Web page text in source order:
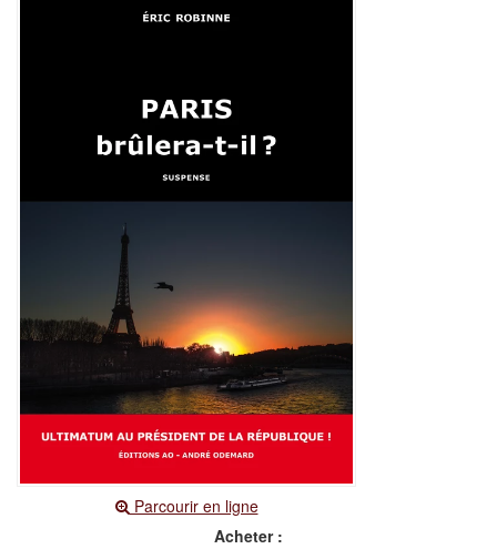
Parcourir en ligne
Acheter :